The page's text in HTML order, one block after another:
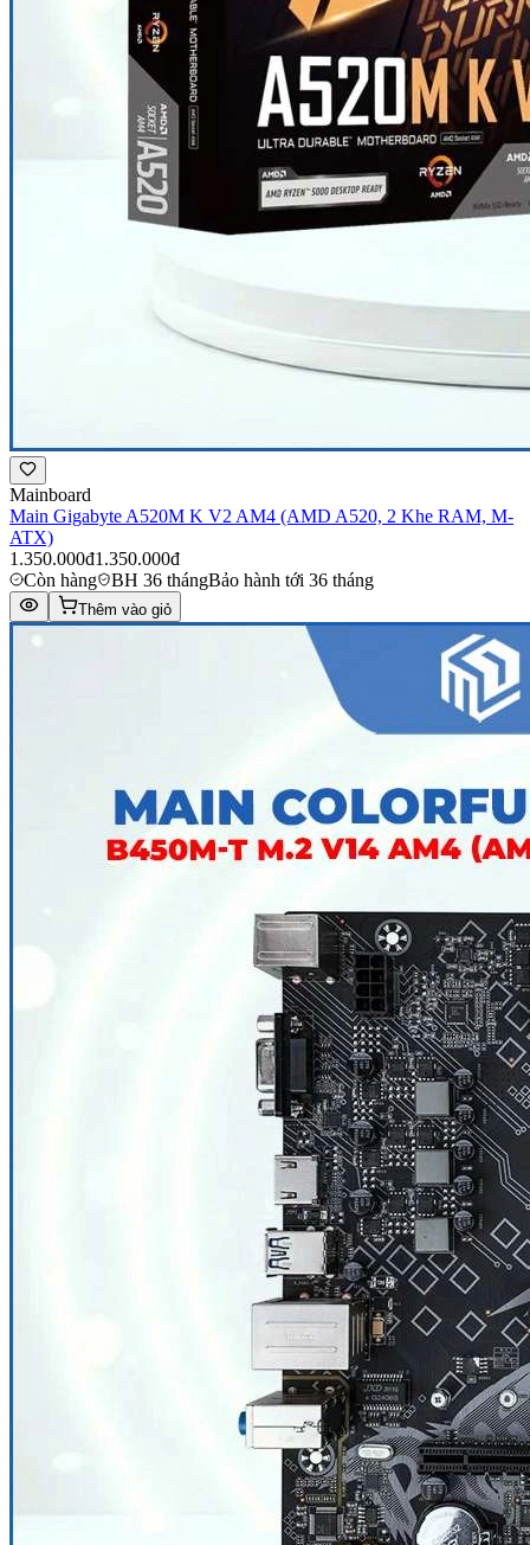
Mainboard
Main Gigabyte A520M K V2 AM4 (AMD A520, 2 Khe RAM, M-
ATX)
1.350.000đ1.350.000đ
Còn hàng
BH 36 thángBảo hành tới 36 tháng
Thêm vào giỏ